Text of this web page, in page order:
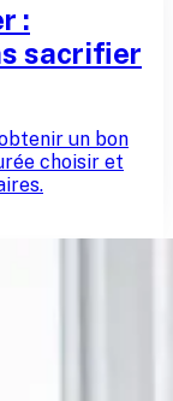
:
sacrifier
un bon
choisir et